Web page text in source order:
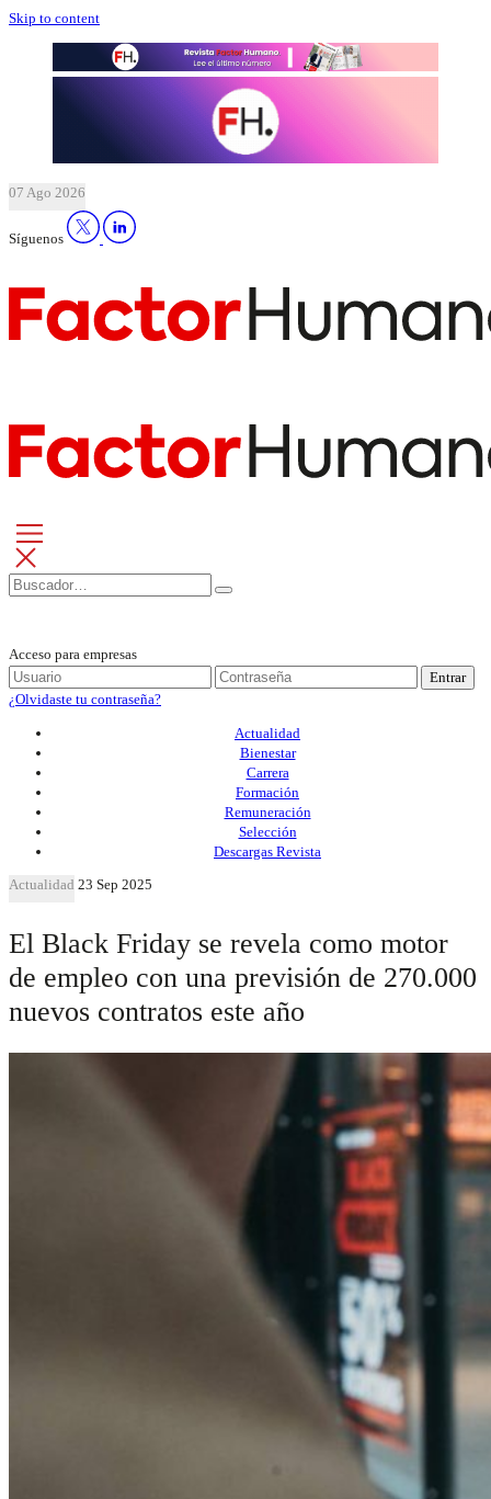
Skip to content
07 Ago 2026
Síguenos
Acceso para empresas
Entrar
¿Olvidaste tu contraseña?
Actualidad
Bienestar
Carrera
Formación
Remuneración
Selección
Descargas Revista
Actualidad 23 Sep 2025
El Black Friday se revela como motor
de empleo con una previsión de 270.000
nuevos contratos este año